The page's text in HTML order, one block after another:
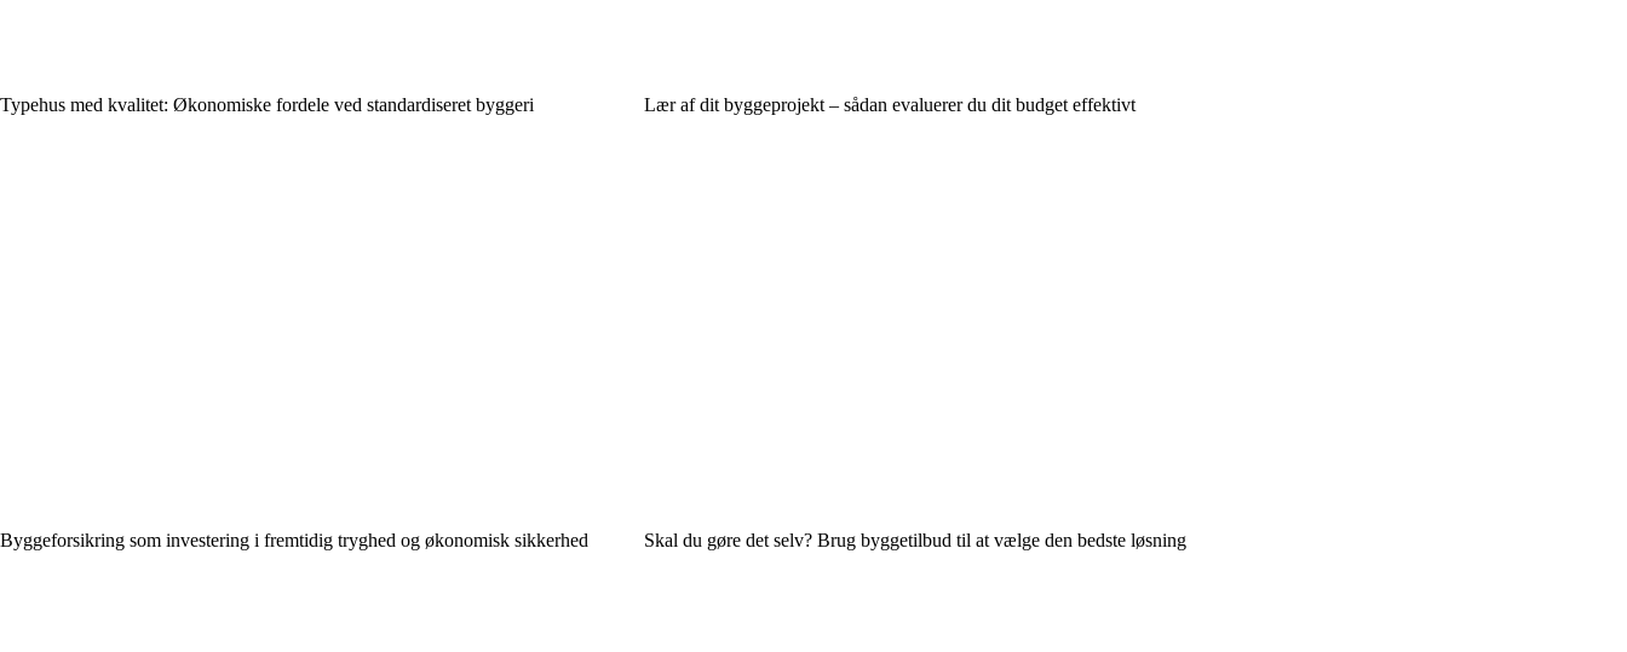
Typehus med kvalitet: Økonomiske fordele ved standardiseret byggeri Lær af dit byggeprojekt – sådan evaluerer du dit budget effektivt
Byggeforsikring som investering i fremtidig tryghed og økonomisk sikkerhed Skal du gøre det selv? Brug byggetilbud til at vælge den bedste løsning